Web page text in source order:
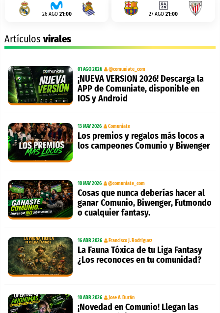
26 AGO 21:00 27 AGO 21:00
Artículosvirales
01 AGO 2026 @comuniate_com
¡NUEVA VERSION 2026! Descarga la
APP de Comuniate, disponible en
IOS y Android
13 MAY 2026 Comuniate
Los premios y regalos más locos a
los campeones Comunio y Biwenger
10 MAY 2026 @comuniate_com
Cosas que nunca deberías hacer al
ganar Comunio, Biwenger, Futmondo
o cualquier fantasy.
16 ABR 2026 Francisco J. Rodríguez
La Fauna Tóxica de tu Liga Fantasy
¿Los reconoces en tu comunidad?
10 ABR 2026 Jose A. Durán
¡Novedad en Comunio! Llegan las